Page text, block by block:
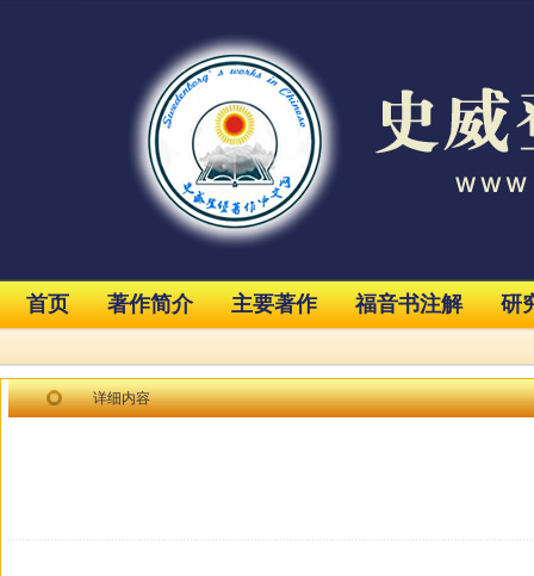
首页 著作简介 主要著作 福音书注解 研
详细内容